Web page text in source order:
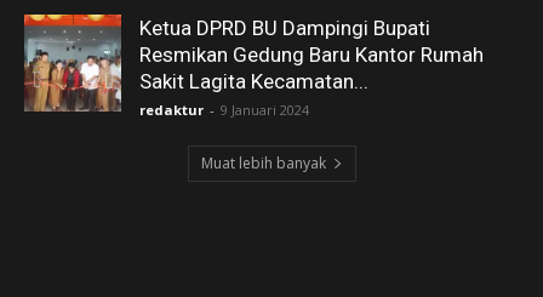
Ketua DPRD BU Dampingi Bupati
Resmikan Gedung Baru Kantor Rumah
Sakit Lagita Kecamatan...
redaktur - 9 Januari 2024
Muat lebih banyak